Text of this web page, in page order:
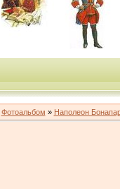
Фотоальбом » Наполеон